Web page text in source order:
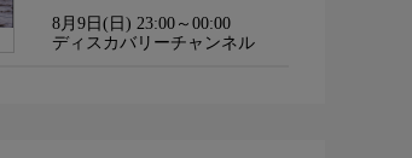
8月9日(日) 23:00～00:00
ディスカバリーチャンネル